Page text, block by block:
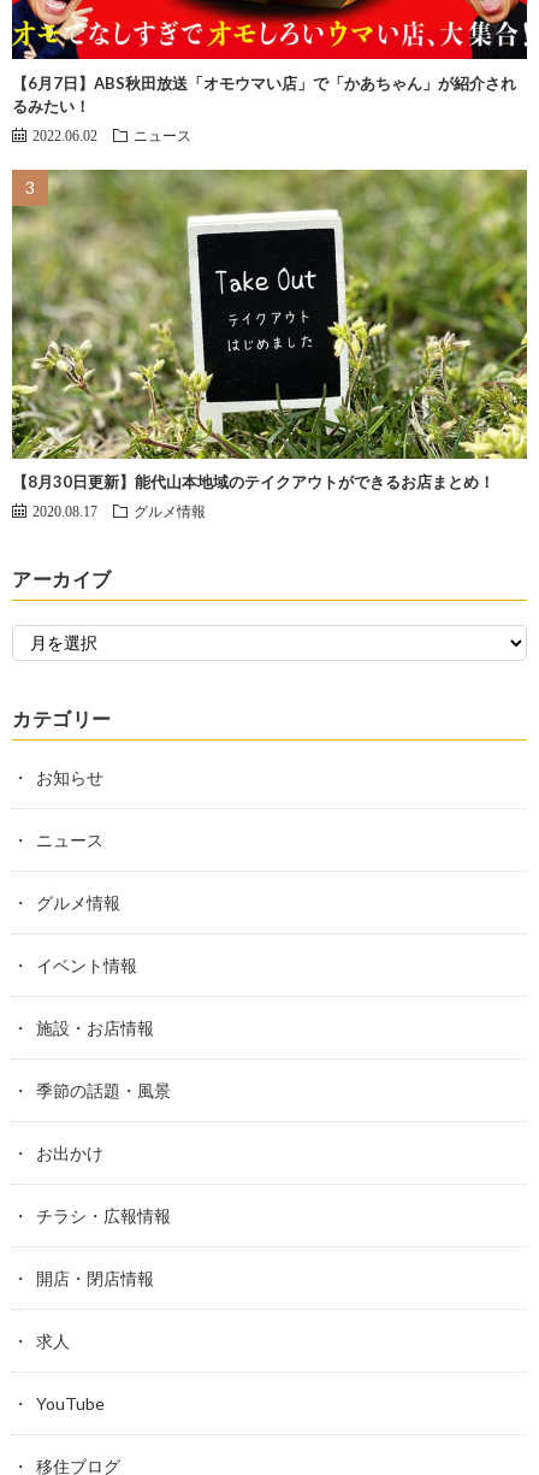
【6月7日】ABS秋田放送「オモウマい店」で「かあちゃん」が紹介され
るみたい！
2022.06.02 ニュース
【8月30日更新】能代山本地域のテイクアウトができるお店まとめ！
2020.08.17 グルメ情報
アーカイブ
カテゴリー
お知らせ
ニュース
グルメ情報
イベント情報
施設・お店情報
季節の話題・風景
お出かけ
チラシ・広報情報
開店・閉店情報
求人
YouTube
移住ブログ